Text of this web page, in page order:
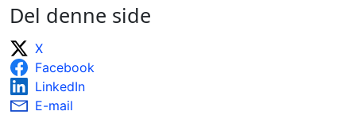
Del denne side
X
Facebook
LinkedIn
E-mail